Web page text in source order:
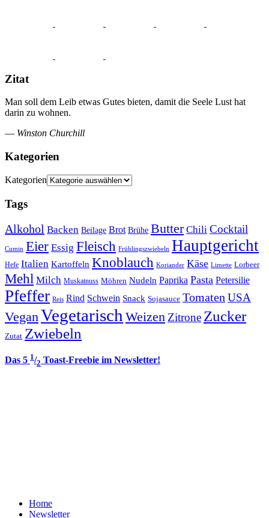
Zitat
Man soll dem Leib etwas Gutes bieten, damit die Seele Lust hat
darin zu wohnen.
— Winston Churchill
Kategorien
Kategorien
Tags
Alkohol Backen Beilage Brot Brühe Butter Chili Cocktail
Cumin Eier Essig Fleisch Frühlingszwiebeln Hauptgericht
Hefe Italien Kartoffeln Knoblauch Koriander Käse Limette Lorbeer
Mehl Milch Muskatnuss Möhren Nudeln Paprika Pasta Petersilie
Pfeffer Reis Rind Schwein Snack Sojasauce Tomaten USA
VeganVegetarisch Weizen Zitrone Zucker
Zutat Zwiebeln
Das 5 1/2 Toast-Freebie im Newsletter!
Home
Newsletter